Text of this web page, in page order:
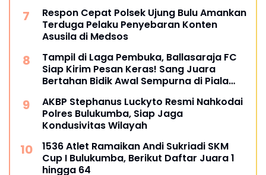
Respon Cepat Polsek Ujung Bulu Amankan
Terduga Pelaku Penyebaran Konten
Asusila di Medsos
Tampil di Laga Pembuka, Ballasaraja FC
Siap Kirim Pesan Keras! Sang Juara
Bertahan Bidik Awal Sempurna di Piala
AKBP Stephanus Luckyto Resmi Nahkodai
Polres Bulukumba, Siap Jaga
Kondusivitas Wilayah
1536 Atlet Ramaikan Andi Sukriadi SKM
Cup I Bulukumba, Berikut Daftar Juara 1
hingga 64